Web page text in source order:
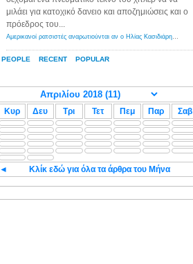
PEOPLE RECENT POPULAR
μιλάει για κατοχικό δανειο και αποζημιώσεις και ο
πρόεδρος του...
Αμερικανοί ρατσιστές αναρωτιούνται αν ο Ηλίας Κασιδιάρης ανήκει στη λευκή φυλή... - Λόγιος Ερμής
Κυρ Δευ Τρι Τετ Πεμ Παρ Σαβ
◄ Κλίκ εδώ για όλα τα άρθρα του Μήνα